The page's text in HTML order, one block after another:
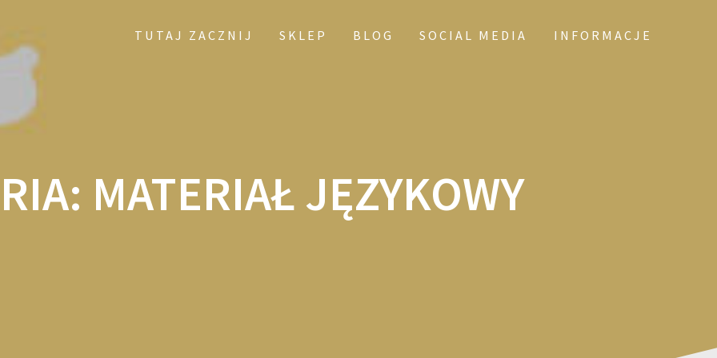
TUTAJ ZACZNIJ SKLEP BLOG SOCIAL MEDIA INFORMACJE
MATERIAŁ JĘZYKOWY